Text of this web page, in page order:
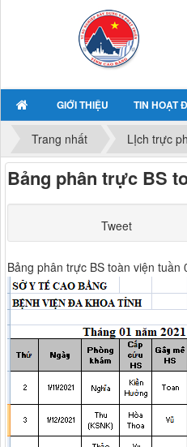
GIỚI THIỆU TIN HOẠT
Trang nhất LỊch trực
Bảng phân trực BS
Tweet
Bảng phân trực BS toàn viện tuần